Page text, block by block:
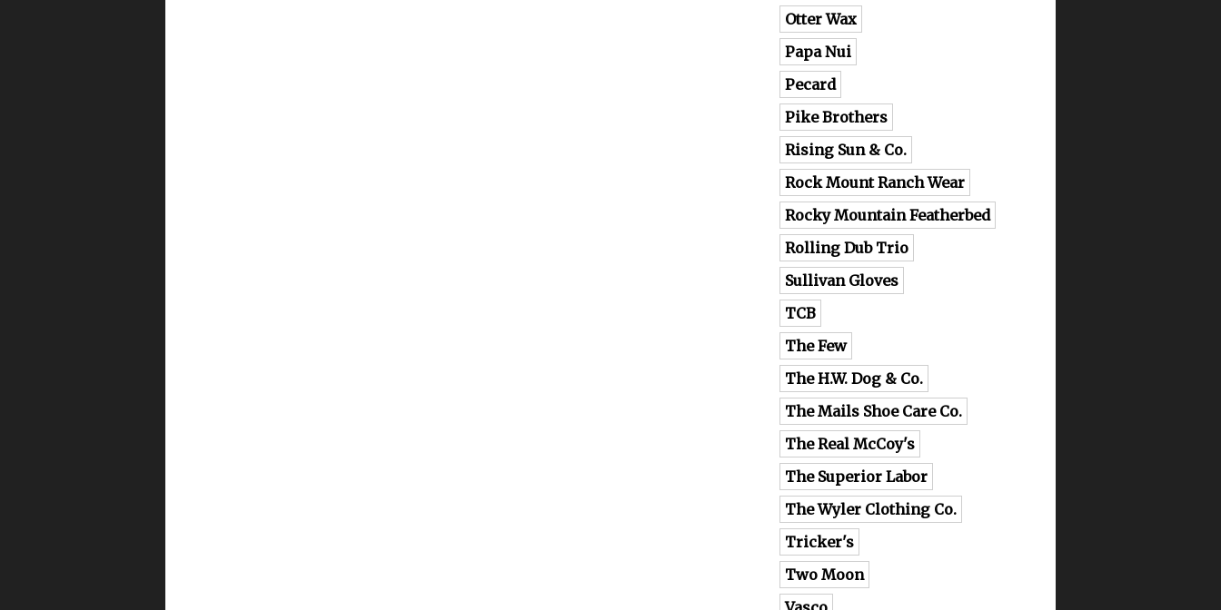
Otter Wax
Papa Nui
Pecard
Pike Brothers
Rising Sun & Co.
Rock Mount Ranch Wear
Rocky Mountain Featherbed
Rolling Dub Trio
Sullivan Gloves
TCB
The Few
The H.W. Dog & Co.
The Mails Shoe Care Co.
The Real McCoy's
The Superior Labor
The Wyler Clothing Co.
Tricker's
Two Moon